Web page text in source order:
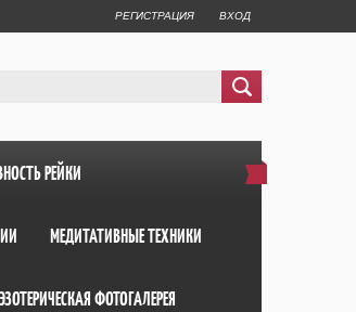
РЕГИСТРАЦИЯ ВХОД
РЕЙКИ
МЕДИТАТИВНЫЕ ТЕХНИКИ
ЭЗОТЕРИЧЕСКАЯ ФОТОГАЛЕРЕЯ